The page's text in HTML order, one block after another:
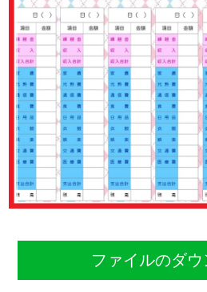
ファイルのダウ